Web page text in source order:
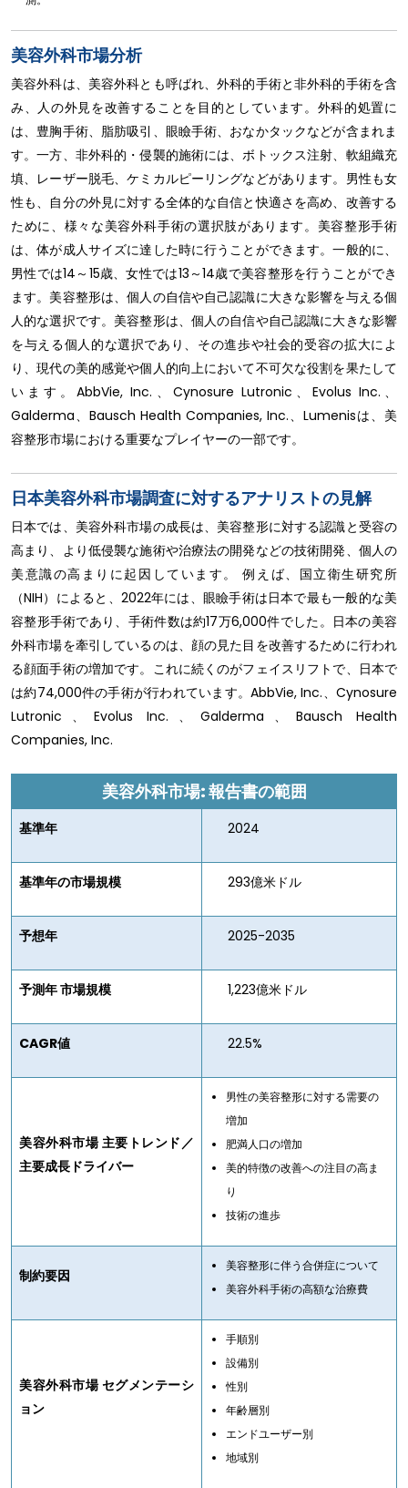
美容外科市場分析
美容外科は、美容外科とも呼ばれ、外科的手術と非外科的手術を含
み、人の外見を改善することを目的としています。外科的処置に
は、豊胸手術、脂肪吸引、眼瞼手術、おなかタックなどが含まれま
す。一方、非外科的・侵襲的施術には、ボトックス注射、軟組織充
填、レーザー脱毛、ケミカルピーリングなどがあります。男性も女
性も、自分の外見に対する全体的な自信と快適さを高め、改善する
ために、様々な美容外科手術の選択肢があります。美容整形手術
は、体が成人サイズに達した時に行うことができます。一般的に、
男性では14～15歳、女性では13～14歳で美容整形を行うことができ
ます。美容整形は、個人の自信や自己認識に大きな影響を与える個
人的な選択です。美容整形は、個人の自信や自己認識に大きな影響
を与える個人的な選択であり、その進歩や社会的受容の拡大によ
り、現代の美的感覚や個人的向上において不可欠な役割を果たして
います。AbbVie, Inc.、Cynosure Lutronic、Evolus Inc.、
Galderma、Bausch Health Companies, Inc.、Lumenisは、美
容整形市場における重要なプレイヤーの一部です。
日本美容外科市場調査に対するアナリストの見解
日本では、美容外科市場の成長は、美容整形に対する認識と受容の
高まり、より低侵襲な施術や治療法の開発などの技術開発、個人の
美意識の高まりに起因しています。 例えば、国立衛生研究所
（NIH）によると、2022年には、眼瞼手術は日本で最も一般的な美
容整形手術であり、手術件数は約17万6,000件でした。日本の美容
外科市場を牽引しているのは、顔の見た目を改善するために行われ
る顔面手術の増加です。これに続くのがフェイスリフトで、日本で
は約74,000件の手術が行われています。AbbVie, Inc.、Cynosure
Lutronic、Evolus Inc.、Galderma、Bausch Health
Companies, Inc.
美容外科市場: 報告書の範囲
基準年 2024
基準年の市場規模 293億米ドル
予想年 2025-2035
予測年 市場規模 1,223億米ドル
CAGR値 22.5%
美容外科市場 主要トレンド／
主要成長ドライバー
男性の美容整形に対する需要の
増加
肥満人口の増加
美的特徴の改善への注目の高ま
り
技術の進歩
制約要因
美容整形に伴う合併症について
美容外科手術の高額な治療費
美容外科市場 セグメンテーシ
ョン
手順別
設備別
性別
年齢層別
エンドユーザー別
地域別